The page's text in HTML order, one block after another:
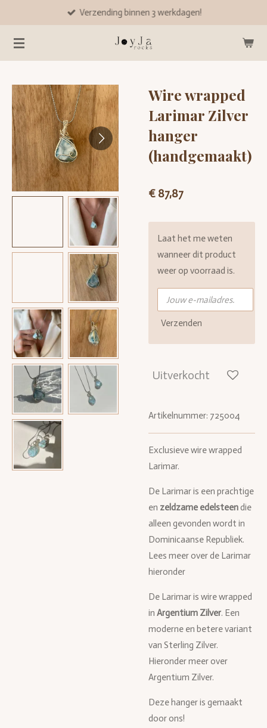
naar
de
Verzending binnen 3 werkdagen!
Wire wrapped
Larimar Zilver
hanger
(handgemaakt)
€ 87,87
Laat het me weten
wanneer dit product
weer op voorraad is.
Verzenden
Uitverkocht
Artikelnummer: 725004
Exclusieve wire wrapped
Larimar.
De Larimar is een prachtige
en zeldzame edelsteendie
alleen gevonden wordt in
Dominicaanse Republiek.
Lees meer over de Larimar
hieronder
De Larimar is wire wrapped
in Argentium Zilver. Een
moderne en betere variant
van Sterling Zilver.
Hieronder meer over
Argentium Zilver.
Deze hanger is gemaakt
door ons!